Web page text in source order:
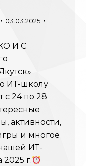
03.03.2025
И С
ИТ-школу
с 24 по 28
активности,
и многое
ИТ-
г.